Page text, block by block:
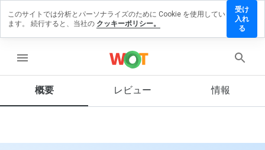
menu
概要 レビュー 情報
ーを残す
ウェ
を1
このサイトでは分析とパーソナライズのために Cookie を使用してい
ます。 続行すると、当社の クッキーポリシー。
受け
入れ
る